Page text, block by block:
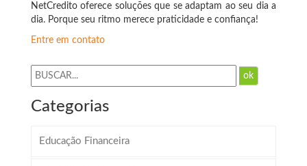
NetCredito oferece soluções que se adaptam ao seu dia a
dia. Porque seu ritmo merece praticidade e confiança!
Entre em contato
ok
Categorias
Educação Financeira